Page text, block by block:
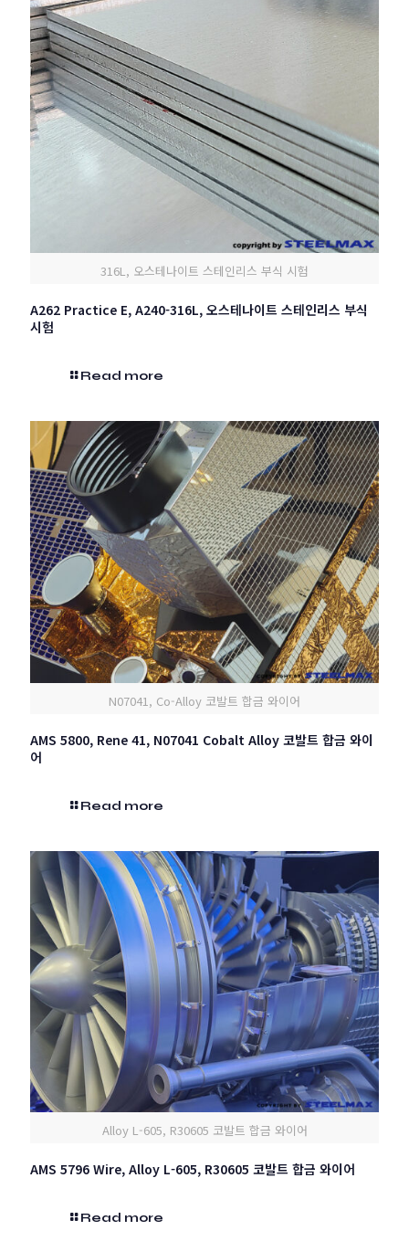
316L, 오스테나이트 스테인리스 부식 시험
A262 Practice E, A240-316L, 오스테나이트 스테인리스 부식
시험
Read more
N07041, Co-Alloy 코발트 합금 와이어
AMS 5800, Rene 41, N07041 Cobalt Alloy 코발트 합금 와이
어
Read more
Alloy L-605, R30605 코발트 합금 와이어
AMS 5796 Wire, Alloy L-605, R30605 코발트 합금 와이어
Read more